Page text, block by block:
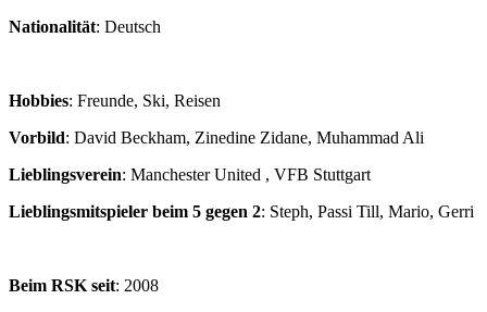
Nationalität: Deutsch
Hobbies: Freunde, Ski, Reisen
Vorbild: David Beckham, Zinedine Zidane, Muhammad Ali
Lieblingsverein: Manchester United , VFB Stuttgart
Lieblingsmitspieler beim 5 gegen 2: Steph, Passi Till, Mario, Gerri
Beim RSK seit: 2008